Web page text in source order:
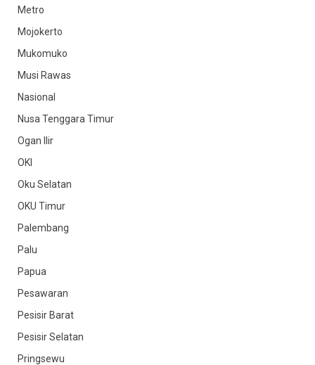
Metro
Mojokerto
Mukomuko
Musi Rawas
Nasional
Nusa Tenggara Timur
Ogan Ilir
OKI
Oku Selatan
OKU Timur
Palembang
Palu
Papua
Pesawaran
Pesisir Barat
Pesisir Selatan
Pringsewu